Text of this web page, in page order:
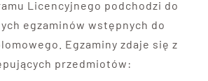
Licencyjnego podchodzi do
egzaminów wstępnych do
Egzaminy zdaje się z
przedmiotów: